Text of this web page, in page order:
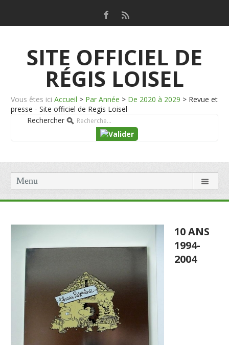
SITE OFFICIEL DE
RÉGIS LOISEL
Vous êtes ici Accueil > Par Année > De 2020 à 2029 > Revue et
presse - Site officiel de Regis Loisel
Rechercher
Menu
10 ANS
1994-
2004